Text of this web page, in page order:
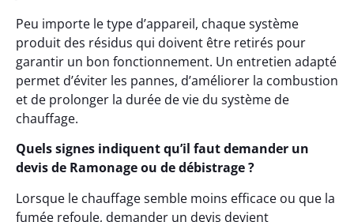
Peu importe le type d’appareil, chaque système
produit des résidus qui doivent être retirés pour
garantir un bon fonctionnement. Un entretien adapté
permet d’éviter les pannes, d’améliorer la combustion
et de prolonger la durée de vie du système de
chauffage.
Quels signes indiquent qu’il faut demander un
devis de Ramonage ou de débistrage ?
Lorsque le chauffage semble moins efficace ou que la
fumée refoule, demander un devis devient